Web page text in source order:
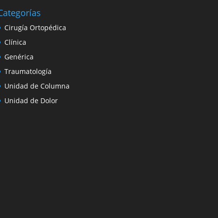
Cirugía Ortopédica
Clínica
Genérica
Traumatología
Unidad de Columna
Unidad de Dolor